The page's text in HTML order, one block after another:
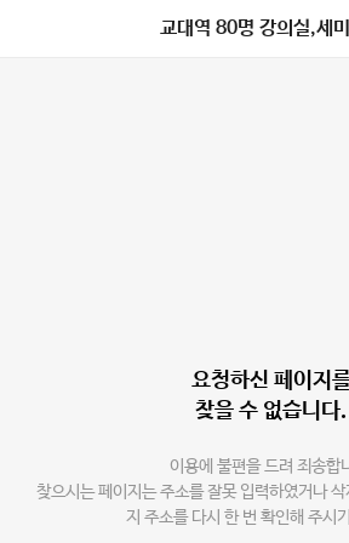
교대역 80명 강의실,세
요청하신 페이지
찾을 수 없습니다.
이용에 불편을 드려 죄송합
찾으시는 페이지는 주소를 잘못 입력하였거나
지 주소를 다시 한 번 확인해 주시